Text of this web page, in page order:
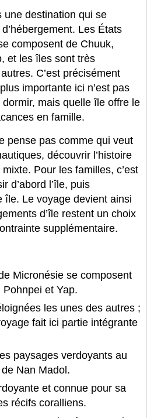
une destination qui se
Les États
composent de Chuuk,
et les îles sont très
C’est précisément
importante ici n’est pas
mais quelle île offre le
en famille.
pense pas comme qui veut
découvrir l’histoire
Pour les familles, c’est
d’abord l’île, puis
île. Le voyage devient ainsi
d’île restent un choix
supplémentaire.
Micronésie se composent
et Yap.
les unes des autres ;
fait ici partie intégrante
paysages verdoyants au
Nan Madol.
et connue pour sa
récifs coralliens.